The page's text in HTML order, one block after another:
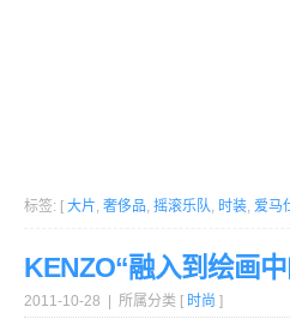
标签: [ 大片, 奢侈品, 摇滚乐队, 时装, 爱马
KENZO“融入到绘画
2011-10-28 | 所属分类 [ 时尚 ]